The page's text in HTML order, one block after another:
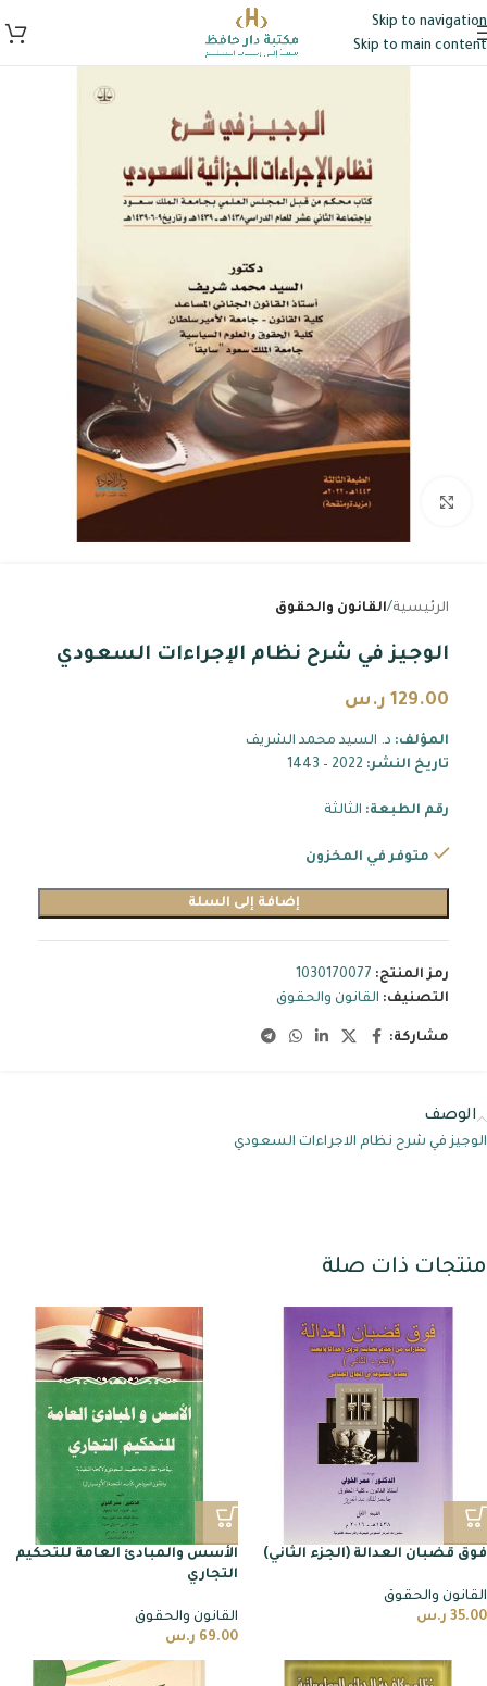
Skip to navigation
Skip to main content
اضغط للتكبير
الرئيسية القانون والحقوق
الوجيز في شرح نظام الإجراءات السعودي
129.00 ر.س
المؤلف: د. السيد محمد الشريف
تاريخ النشر:
رقم الطبعة: الثالثة
متوفر في المخزون
إضافة إلى السلة
رمز المنتج: 1030170077
التصنيف: القانون والحقوق
مشاركة:
الوصف
الوجيز في شرح نظام الاجراءات السعودي
منتجات ذات صلة
فوق قضبان العدالة (الجزء الثاني)
القانون والحقوق
35.00 ر.س
الأسس والمبادئ العامة للتحكيم
التجاري
القانون والحقوق
69.00 ر.س